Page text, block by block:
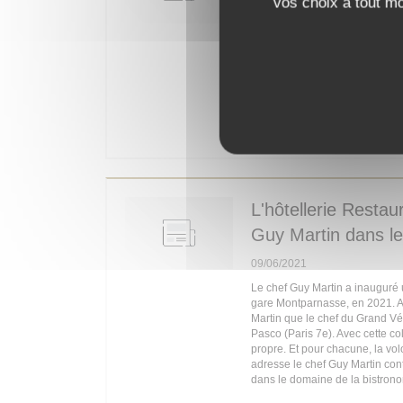
C’était la table moderne,
cuisine ne change sus la
l’on connut jadis en Corse,
L'hôtellerie
Guy Martin dans
09/06/2021
Le chef Guy Martin a
gare Montparnasse, en 2021.
Martin que le chef du Grand
Pasco (Paris 7e). Avec cette
propre. Et pour chacune, la
adresse le chef Guy Martin
dans le domaine de la